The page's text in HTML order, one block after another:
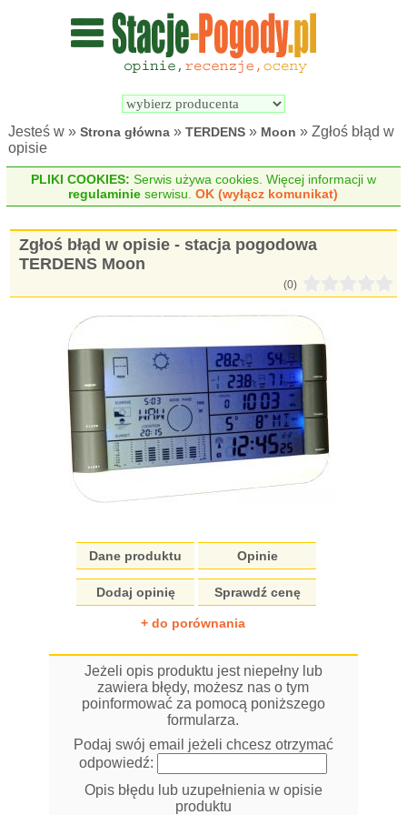
Wyszukiwarka
pogodowych
Jesteś w »Strona główna »TERDENS » Moon » Zgłoś błąd w
opisie
PLIKI COOKIES: Serwis używa cookies. Więcej informacji w
regulaminie serwisu.OK (wyłącz komunikat)
Zgłoś błąd w opisie - stacja pogodowa
TERDENS Moon
(0)
Dane produktu Opinie
Dodaj opinię Sprawdź cenę
+ do porównania
Jeżeli opis produktu jest niepełny lub
zawiera błędy, możesz nas o tym
poinformować za pomocą poniższego
formularza.
Podaj swój email jeżeli chcesz otrzymać
odpowiedź:
Opis błędu lub uzupełnienia w opisie
produktu